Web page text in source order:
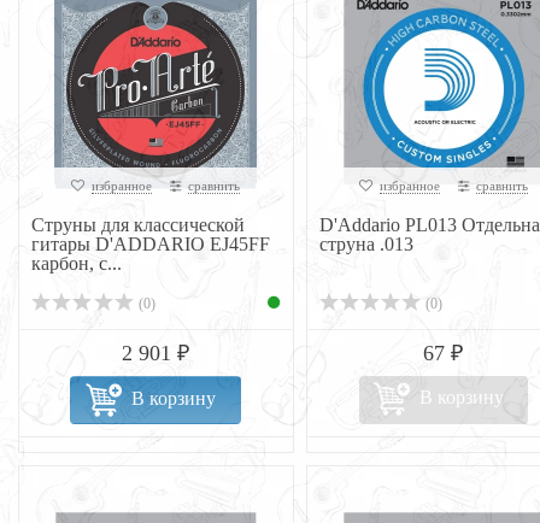
избранное сравнить
Струны для классической
гитары D'ADDARIO EJ45FF
карбон, с...
(0)
2 901 ₽
В корзину
избранное сравнить
D'Addario PL013
струна .013
(0)
67 ₽
В корзину